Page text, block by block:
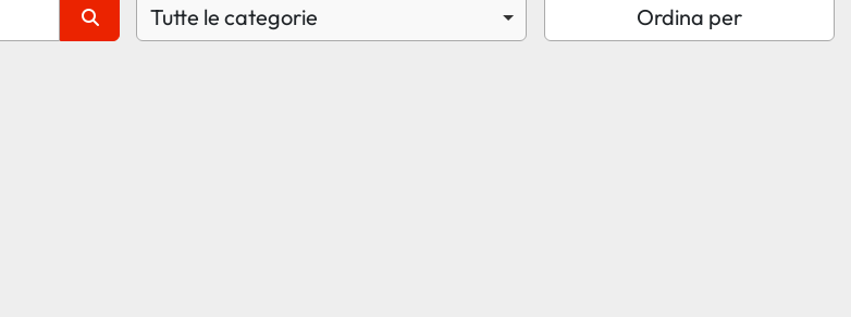
Tutte le categorie Ordina per